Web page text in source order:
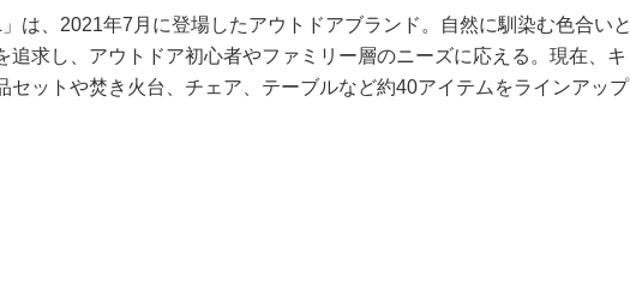
」は、2021年7月に登場したアウトドアブランド。自然に馴染む色合いと
追求し、アウトドア初心者やファミリー層のニーズに応える。現在、キ
セットや焚き火台、チェア、テーブルなど約40アイテムをラインアップ